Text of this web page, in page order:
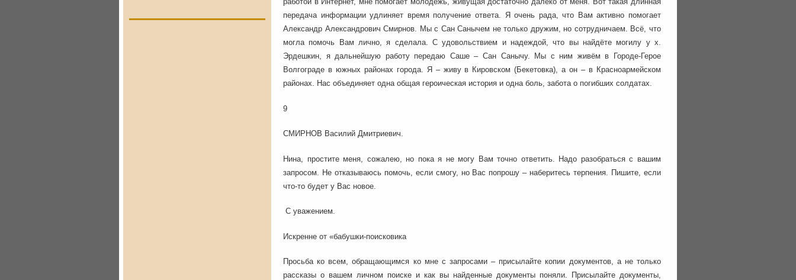
передача информации удлиняет время получение ответа. Я очень рада, что Вам активно помогает
Александр Александрович Смирнов. Мы с Сан Санычем не только дружим, но сотрудничаем. Всё, что
могла помочь Вам лично, я сделала. С удовольствием и надеждой, что вы найдёте могилу у х.
Эрдешкин, я дальнейшую работу передаю Саше – Сан Санычу. Мы с ним живём в Городе-Герое
Волгограде в южных районах города. Я – живу в Кировском (Бекетовка), а он – в Красноармейском
районах. Нас объединяет одна общая героическая история и одна боль, забота о погибших солдатах.
9
СМИРНОВ Василий Дмитриевич.
Нина, простите меня, сожалею, но пока я не могу Вам точно ответить. Надо разобраться с вашим
запросом. Не отказываюсь помочь, если смогу, но Вас попрошу – наберитесь терпения. Пишите, если
что-то будет у Вас новое.
С уважением.
Искренне от «бабушки-поисковика
Просьба ко всем, обращающимся ко мне с запросами – присылайте копии документов, а не только
рассказы о вашем личном поиске и как вы найденные документы поняли. Присылайте документы,